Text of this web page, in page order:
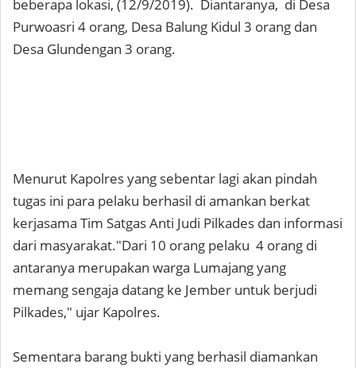
beberapa lokasi, (12/9/2019). Diantaranya, di Desa
Purwoasri 4 orang, Desa Balung Kidul 3 orang dan
Desa Glundengan 3 orang.
Menurut Kapolres yang sebentar lagi akan pindah
tugas ini para pelaku berhasil di amankan berkat
kerjasama Tim Satgas Anti Judi Pilkades dan informasi
dari masyarakat."Dari 10 orang pelaku 4 orang di
antaranya merupakan warga Lumajang yang
memang sengaja datang ke Jember untuk berjudi
Pilkades," ujar Kapolres.
Sementara barang bukti yang berhasil diamankan